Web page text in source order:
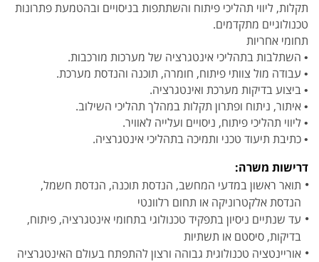
תקלות, ליווי תהליכי פיתוח והשתתפות בניסויים ובהטמעת פתרונות
טכנולוגיים מתקדמים.
תחומי אחריות
• השתלבות בתהליכי אינטגרציה של מערכות מורכבות.
• עבודה מול צוותי פיתוח, חומרה, תוכנה והנדסת מערכת.
• ביצוע בדיקות מערכת ואינטגרציה.
• איתור, ניתוח ופתרון תקלות במהלך תהליכי השילוב.
• ליווי תהליכי פיתוח, ניסויים ועלייה לאוויר.
• כתיבת תיעוד טכני ותמיכה בתהליכי אינטגרציה.
דרישות משרה:
תואר ראשון במדעי המחשב, הנדסת תוכנה, הנדסת חשמל,
הנדסת אלקטרוניקה או תחום רלוונטי
עד שנתיים ניסיון בתפקיד טכנולוגי בתחומי אינטגרציה, פיתוח,
בדיקות, סיסטם או תשתיות
אוריינטציה טכנולוגית גבוהה ורצון להתפתח בעולם האינטגרציה